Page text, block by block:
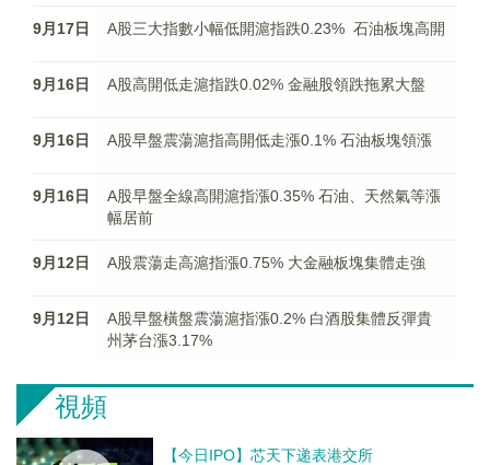
9月17日 A股三大指數小幅低開滬指跌0.23% 石油板塊高開
9月16日 A股高開低走滬指跌0.02% 金融股領跌拖累大盤
9月16日 A股早盤震蕩滬指高開低走漲0.1% 石油板塊領漲
9月16日
A股早盤全線高開滬指漲0.35% 石油、天然氣等漲
幅居前
9月12日 A股震蕩走高滬指漲0.75% 大金融板塊集體走強
9月12日
A股早盤橫盤震蕩滬指漲0.2% 白酒股集體反彈貴
州茅台漲3.17%
視頻
【今日IPO】芯天下递表港交所